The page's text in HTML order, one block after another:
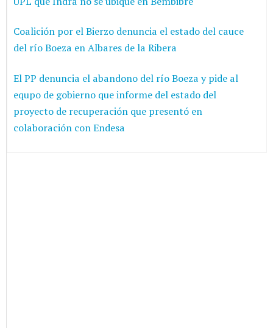
Coalición por el Bierzo denuncia el estado del cauce
del río Boeza en Albares de la Ribera
El PP denuncia el abandono del río Boeza y pide al
equpo de gobierno que informe del estado del
proyecto de recuperación que presentó en
colaboración con Endesa